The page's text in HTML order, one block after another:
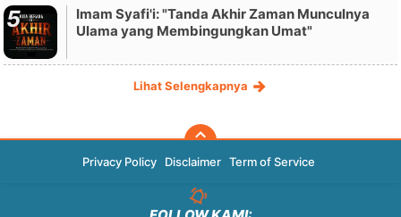
Imam Syafi'i: "Tanda Akhir Zaman Munculnya
Ulama yang Membingungkan Umat"
Lihat Selengkapnya
Privacy Policy Disclaimer Term of Service